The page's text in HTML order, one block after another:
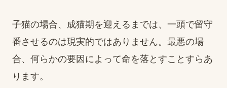
子猫の場合、成猫期を迎えるまでは、一頭で留守
番させるのは現実的ではありません。最悪の場
合、何らかの要因によって命を落とすことすらあ
ります。